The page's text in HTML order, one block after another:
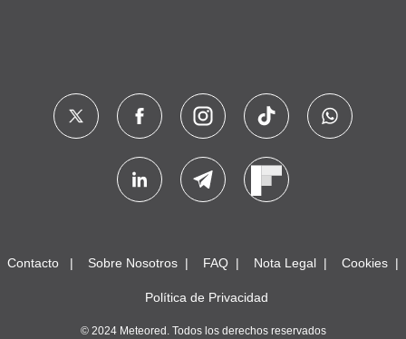
Contacto Sobre Nosotros FAQ Nota Legal Cookies
Política de Privacidad
© 2024 Meteored. Todos los derechos reservados